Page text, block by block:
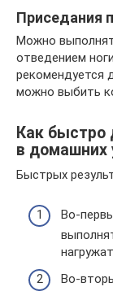
Приседания
Можно
отведением
рекомендуется
можно выбить
Как быстро
в домашних
Быстрых
Во-
Во-